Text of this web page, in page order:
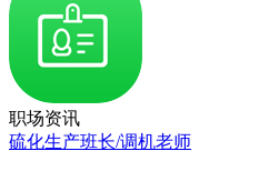
职场资讯
硫化生产班长/调机老师